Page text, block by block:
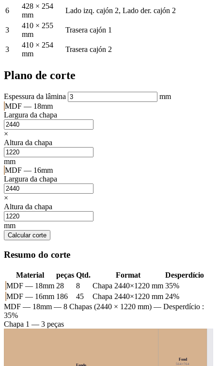
6
428 × 254
mm
Lado izq. cajón 2, Lado der. cajón 2
3
410 × 255
mm
Trasera cajón 1
3
410 × 254
mm
Trasera cajón 2
Plano de corte
Espessura da lâmina
mm
MDF — 18mm
Largura da chapa
×
Altura da chapa
mm
MDF — 16mm
Largura da chapa
×
Altura da chapa
mm
Calcular corte
Resumo do corte
Material peças Qtd. Format
Desperdício
MDF — 18mm 28 8 Chapa 2440×1220 mm 35%
MDF — 16mm 186 45 Chapa 2440×1220 mm 24%
MDF — 18mm — 8 Chapas (2440 × 1220 mm) — Desperdício :
35%
Chapa 1 — 3 peças
Fondo
Fond
564×764